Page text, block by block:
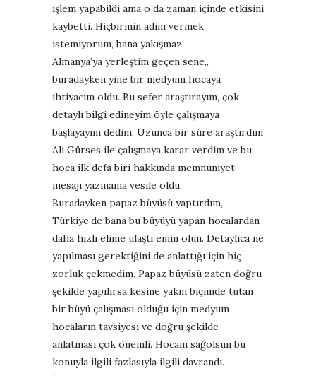
işlem yapabildi ama o da zaman içinde etkisini
kaybetti. Hiçbirinin adını vermek
istemiyorum, bana yakışmaz.
Almanya’ya yerleştim geçen sene,,
buradayken yine bir medyum hocaya
ihtiyacım oldu. Bu sefer araştırayım, çok
detaylı bilgi edineyim öyle çalışmaya
başlayayım dedim. Uzunca bir süre araştırdım
Ali Gürses ile çalışmaya karar verdim ve bu
hoca ilk defa biri hakkında memnuniyet
mesajı yazmama vesile oldu.
Buradayken papaz büyüsü yaptırdım,
Türkiye’de bana bu büyüyü yapan hocalardan
daha hızlı elime ulaştı emin olun. Detaylıca ne
yapılması gerektiğini de anlattığı için hiç
zorluk çekmedim. Papaz büyüsü zaten doğru
şekilde yapılırsa kesine yakın biçimde tutan
bir büyü çalışması olduğu için medyum
hocaların tavsiyesi ve doğru şekilde
anlatması çok önemli. Hocam sağolsun bu
konuyla ilgili fazlasıyla ilgili davrandı.